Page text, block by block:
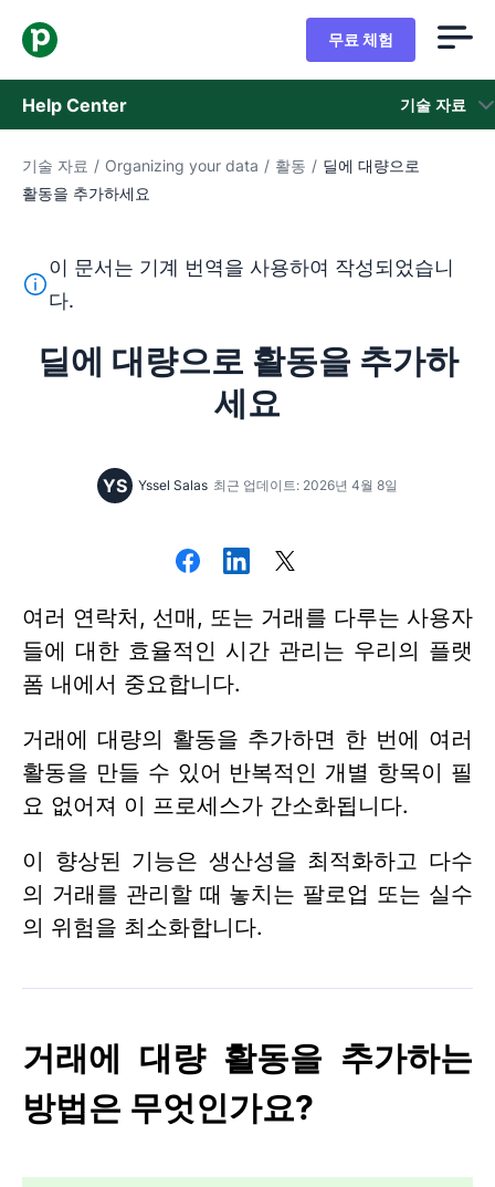
무료 체험
Help Center 기술 자료
기술 자료
지원 팀 문의
기술 자료 / Organizing your data / 활동 / 딜에 대량으로
활동을 추가하세요
이 텍스트는 기계 번역 도구를 사용하여 영어를 번역한 것
이 문서는 기계 번역을 사용하여 작성되었습니
다.
딜에 대량으로 활동을 추가하
세요
YS Yssel Salas 최근 업데이트: 2026년 4월 8일
여러 연락처, 선매, 또는 거래를 다루는 사용자
들에 대한 효율적인 시간 관리는 우리의 플랫
폼 내에서 중요합니다.
거래에 대량의 활동을 추가하면 한 번에 여러
활동을 만들 수 있어 반복적인 개별 항목이 필
요 없어져 이 프로세스가 간소화됩니다.
이 향상된 기능은 생산성을 최적화하고 다수
의 거래를 관리할 때 놓치는 팔로업 또는 실수
의 위험을 최소화합니다.
거래에 대량 활동을 추가하는
방법은 무엇인가요?